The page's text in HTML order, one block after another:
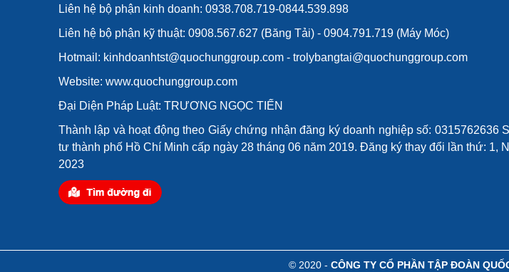
Liên hệ bộ phận kinh doanh: 0938.708.719-0844.539.898
Liên hệ bộ phận kỹ thuật: 0908.567.627 (Băng Tải) - 0904.791.719 (Máy Móc)
Hotmail: kinhdoanhtst@quochunggroup.com - trolybangtai@quochunggroup.com
Website: www.quochunggroup.com
Đại Diện Pháp Luật: TRƯƠNG NGỌC TIẾN
Thành lập và hoạt động theo Giấy chứng nhận đăng ký doanh nghiệp số: 0315762636
tư thành phố Hồ Chí Minh cấp ngày 28 tháng 06 năm 2019. Đăng ký thay đổi lần thứ: 1,
2023
© 2020 - CÔNG TY CỔ PHẦN TẬP ĐOÀN